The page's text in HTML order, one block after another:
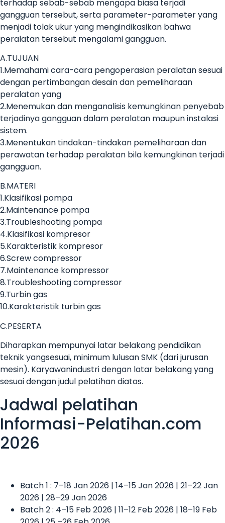
terhadap sebab-sebab mengapa biasa terjadi
gangguan tersebut, serta parameter-parameter yang
menjadi tolak ukur yang mengindikasikan bahwa
peralatan tersebut mengalami gangguan.
A.TUJUAN
1.Memahami cara-cara pengoperasian peralatan sesuai
dengan pertimbangan desain dan pemeliharaan
peralatan yang
2.Menemukan dan menganalisis kemungkinan penyebab
terjadinya gangguan dalam peralatan maupun instalasi
sistem.
3.Menentukan tindakan-tindakan pemeliharaan dan
perawatan terhadap peralatan bila kemungkinan terjadi
gangguan.
B.MATERI
1.Klasifikasi pompa
2.Maintenance pompa
3.Troubleshooting pompa
4.Klasifikasi kompresor
5.Karakteristik kompresor
6.Screw compressor
7.Maintenance kompressor
8.Troubleshooting compressor
9.Turbin gas
10.Karakteristik turbin gas
C.PESERTA
Diharapkan mempunyai latar belakang pendidikan
teknik yangsesuai, minimum lulusan SMK (dari jurusan
mesin). Karyawanindustri dengan latar belakang yang
sesuai dengan judul pelatihan diatas.
Jadwal pelatihan
Informasi-Pelatihan.com
2026
Batch 1 : 7–18 Jan 2026 | 14–15 Jan 2026 | 21–22 Jan
2026 | 28–29 Jan 2026
Batch 2 : 4–15 Feb 2026 | 11–12 Feb 2026 | 18–19 Feb